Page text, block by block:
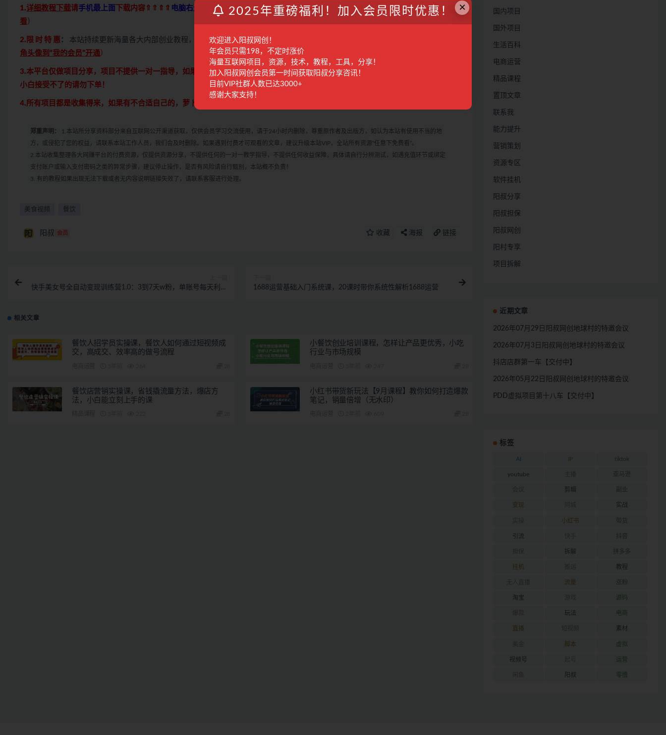
1.详细教程下载请手机最上面 下载内容⇑⇑⇑⇑ 电脑右边侧栏最上面下载内容⇒⇒⇒⇒（请注意：购买年度会员和永久会员免费下载观
看）
2.限 时 特 惠 ： 本站持续更新海量各大内部创业教程， 一年会员只需98元，全站资源免费下载
角头像到“我的会员”开通）
3.本平台仅做项目分享，项目不提供一对一指导，如果不会操作，网盘内均配备详细视频操作教程，请仔细查看网盘内教程自行研究，
小白接受不了的请勿下单！
4.所有项目都是收集得来，如果有不合适自己的，萝卜青菜各有所爱，注意自己甄选，避免踩坑，谢谢！
郑重声明：
1.本站所分享资料部分来自互联网公开渠道获取，仅供会员学习交流使用，请于24小时内删除，尊重原作者及出版方，如认为本站有使用不当的地
方，或侵犯了您的权益，请联系本站工作人员，我们会及时删除。如果遇到付费才可观看的文章，建议升级本站VIP，全站所有资源“任意下免费看”。
2.本站收集整理各大网赚平台的付费资源，仅提供资源分享，不提供任何的一对一教学指导，不提供任何收益保障，具体请自行分辨测试，如遇充值环节或绑定
支付账户或输入支付密码之类的异常步骤，建议停止操作，是否有风险请自行甄别，本站概不负责！
3. 有的教程如果出现无法下载或者无内容说明链接失效了，请联系客服进行处理。
美食视频 餐饮
阳叔 会员 收藏 海报 链接
快手美女号全自动变现训练营1.0：3到7天w粉，单账号每天利润
1688运营基础入门系统课，20课时带你系统性解析1688运营
相关文章
餐饮人招学员实操课，餐饮人如何通过短视频成
交，高成交、效率高的做号流程
小餐饮创业培训课程，怎样让产品更优秀，小吃
行业与市场规模
餐饮店营销实操课，省钱撬流量方法，爆店方
法，小白能立刻上手的课
小红书带货新玩法【9月课程】教你如何打造爆款
笔记，销量倍增（无水印）
国内项目
国外项目
生活百科
电商运营
精品课程
置顶文章
联系我
能力提升
营销策划
资源专区
软件挂机
阳叔分享
阳叔担保
阳叔网创
阳村专享
项目拆解
近期文章
2026年07月29日阳叔网创地球村的特邀会议
2026年07月3日阳叔网创地球村的特邀会议
抖店店群第一车【交付中】
2026年05月22日阳叔网创地球村的特邀会议
PDD虚拟项目第十八车【交付中】
标签
AI IP tiktok
youtube 亚马逊
剪辑 副业
变现 实战
小红书 带货
引流 抖音
拆解 拼多多
挂机 教程
流量 涨粉
淘宝 源码
玩法 电商
直播 素材
脚本 虚拟
视频号 运营
阳叔 零撸
×
2025年重磅福利！加入会员限时优惠！
欢迎进入阳叔网创！
年会员只需198，不定时涨价
海量互联网项目，资源，技术，教程，工具，分享！
加入阳叔网创会员第一时间获取阳叔分享咨讯！
目前VIP社群人数已达3000+
感谢大家支持！